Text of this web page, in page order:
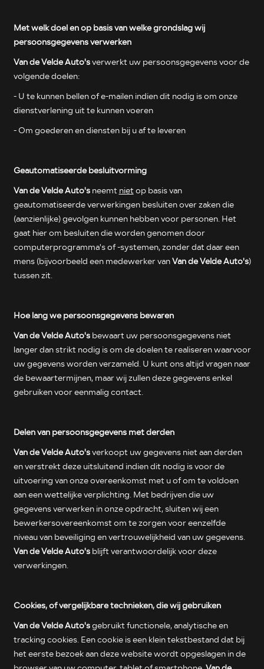
Met welk doel en op basis van welke grondslag wij
persoonsgegevens verwerken
Van de Velde Auto'sverwerkt uw persoonsgegevens voor de
volgende doelen:
- U te kunnen bellen of e-mailen indien dit nodig is om onze
dienstverlening uit te kunnen voeren
- Om goederen en diensten bij u af te leveren
Geautomatiseerde besluitvorming
Van de Velde Auto'sneemtnietop basis van
geautomatiseerde verwerkingen besluiten over zaken die
(aanzienlijke) gevolgen kunnen hebben voor personen. Het
gaat hier om besluiten die worden genomen door
computerprogramma's of -systemen, zonder dat daar een
mens (bijvoorbeeld een medewerker vanVan de Velde Auto's)
tussen zit.
Hoe lang we persoonsgegevens bewaren
Van de Velde Auto'sbewaart uw persoonsgegevens niet
langer dan strikt nodig is om de doelen te realiseren waarvoor
uw gegevens worden verzameld. U kunt ons altijd vragen naar
de bewaartermijnen, maar wij zullen deze gegevens enkel
gebruiken voor eenmalig contact.
Delen van persoonsgegevens met derden
Van de Velde Auto'sverkoopt uw gegevens niet aan derden
en verstrekt deze uitsluitend indien dit nodig is voor de
uitvoering van onze overeenkomst met u of om te voldoen
aan een wettelijke verplichting. Met bedrijven die uw
gegevens verwerken in onze opdracht, sluiten wij een
bewerkersovereenkomst om te zorgen voor eenzelfde
niveau van beveiliging en vertrouwelijkheid van uw gegevens.
Van de Velde Auto'sblijft verantwoordelijk voor deze
verwerkingen.
Cookies, of vergelijkbare technieken, die wij gebruiken
Van de Velde Auto'sgebruikt functionele, analytische en
tracking cookies. Een cookie is een klein tekstbestand dat bij
het eerste bezoek aan deze website wordt opgeslagen in de